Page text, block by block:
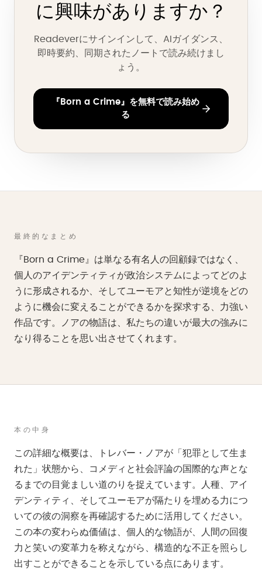
に興味がありますか？
Readeverにサインインして、AIガイダンス、
即時要約、同期されたノートで読み続けまし
ょう。
『Born a Crime』を無料で読み始め
る
最終的なまとめ
『Born a Crime』は単なる有名人の回顧録ではなく、
個人のアイデンティティが政治システムによってどのよ
うに形成されるか、そしてユーモアと知性が逆境をどの
ように機会に変えることができるかを探求する、力強い
作品です。ノアの物語は、私たちの違いが最大の強みに
なり得ることを思い出させてくれます。
本の中身
この詳細な概要は、トレバー・ノアが「犯罪として生ま
れた」状態から、コメディと社会評論の国際的な声とな
るまでの目覚ましい道のりを捉えています。人種、アイ
デンティティ、そしてユーモアが隔たりを埋める力につ
いての彼の洞察を再確認するために活用してください。
この本の変わらぬ価値は、個人的な物語が、人間の回復
力と笑いの変革力を称えながら、構造的な不正を照らし
出すことができることを示している点にあります。